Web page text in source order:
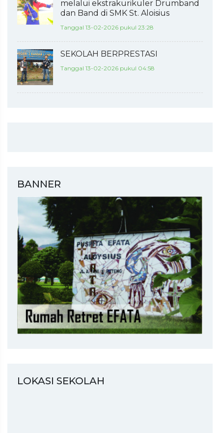
melalui ekstrakurikuler Drumband
dan Band di SMK St. Aloisius
Tanggal 13-02-2026 pukul 23:28
SEKOLAH BERPRESTASI
Tanggal 13-02-2026 pukul 04:58
BANNER
LOKASI SEKOLAH